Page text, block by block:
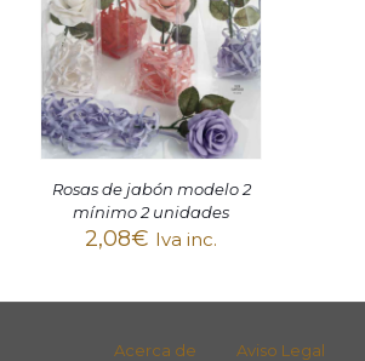
Rosas de jabón modelo 2
mínimo 2 unidades
2,08€ Iva inc.
Acerca de Aviso Legal